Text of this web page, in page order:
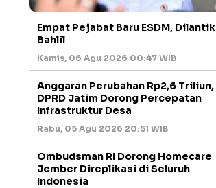
Empat Pejabat Baru ESDM, Dilantik
Bahlil
Kamis, 06 Agu 2026 00:47 WIB
Anggaran Perubahan Rp2,6 Triliun,
DPRD Jatim Dorong Percepatan
Infrastruktur Desa
Rabu, 05 Agu 2026 20:51 WIB
Ombudsman RI Dorong Homecare
Jember Direplikasi di Seluruh
Indonesia